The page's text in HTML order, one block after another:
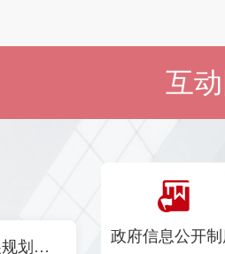
互
济南高新区管委会关于印发《济南高新区东区综合发展规划》的通知
政府信息公开制